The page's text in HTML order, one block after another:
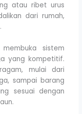
atau ribet urus
dari rumah,
sistem
yang kompetitif.
mulai dari
sampai barang
sesuai dengan